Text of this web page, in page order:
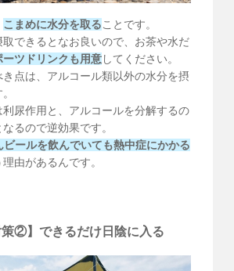
こまめに水分を取ることです。
取できるとなお良いので、お茶や水だ
ーツドリンクも用意してください。
き点は、アルコール類以外の水分を摂
利尿作用と、アルコールを分解するの
るので逆効果です。
ビールを飲んでいても熱中症にかかる
由があるんです。
策②】できるだけ日陰に入る